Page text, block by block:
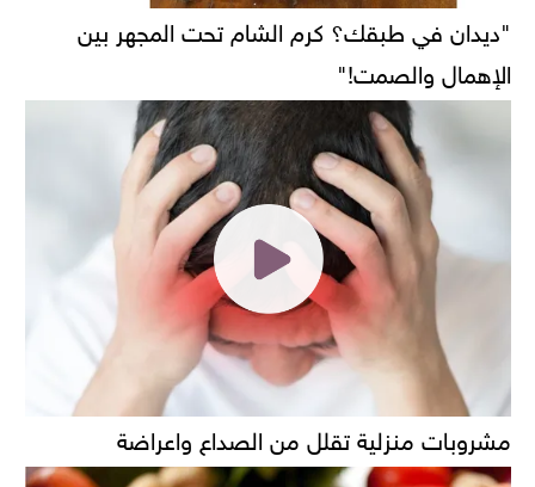
"ديدان في طبقك؟ كرم الشام تحت المجهر بين
الإهمال والصمت!"
مشروبات منزلية تقلل من الصداع واعراضة